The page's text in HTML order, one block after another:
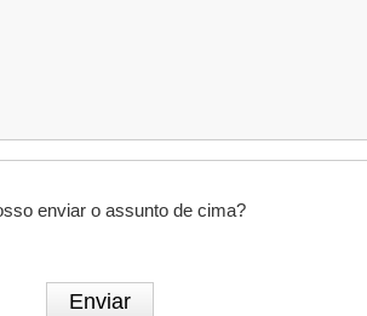
enviar o assunto de cima?